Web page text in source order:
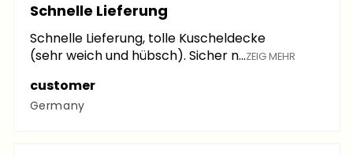
Schnelle Lieferung
Schnelle Lieferung, tolle Kuscheldecke
(sehr weich und hübsch). Sicher n...ZEIG MEHR
customer
Germany